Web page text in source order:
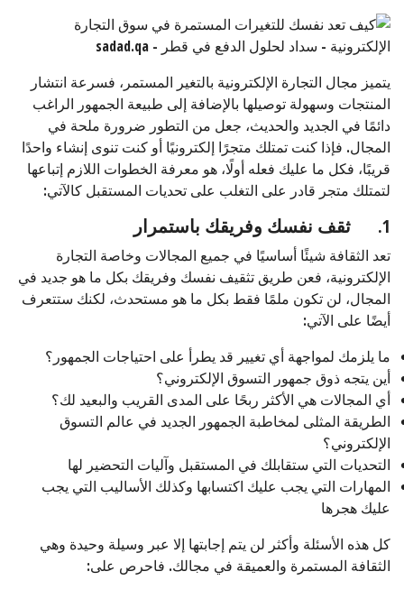
يتميز مجال التجارة الإلكترونية بالتغير المستمر، فسرعة انتشار
المنتجات وسهولة توصيلها بالإضافة إلى طبيعة الجمهور الراغب
دائمًا في الجديد والحديث، جعل من التطور ضرورة ملحة في
المجال. فإذا كنت تمتلك متجرًا إلكترونيًا أو كنت تنوى إنشاء واحدًا
قريبًا، فكل ما عليك فعله أولًا، هو معرفة الخطوات اللازم إتباعها
لتمتلك متجر قادر على التغلب على تحديات المستقبل كالآتي:
1. ثقف نفسك وفريقك باستمرار
تعد الثقافة شيئًا أساسيًا في جميع المجالات وخاصة التجارة
الإلكترونية، فعن طريق تثقيف نفسك وفريقك بكل ما هو جديد في
المجال، لن تكون ملمًا فقط بكل ما هو مستحدث، لكنك ستتعرف
أيضًا على الآتي:
ما يلزمك لمواجهة أي تغيير قد يطرأ على احتياجات الجمهور؟
أين يتجه ذوق جمهور التسوق الإلكتروني؟
أي المجالات هي الأكثر ربحًا على المدى القريب والبعيد لك؟
الطريقة المثلى لمخاطبة الجمهور الجديد في عالم التسوق
الإلكتروني؟
التحديات التي ستقابلك في المستقبل وآليات التحضير لها
المهارات التي يجب عليك اكتسابها وكذلك الأساليب التي يجب
عليك هجرها
كل هذه الأسئلة وأكثر لن يتم إجابتها إلا عبر وسيلة وحيدة وهي
الثقافة المستمرة والعميقة في مجالك. فاحرص على: